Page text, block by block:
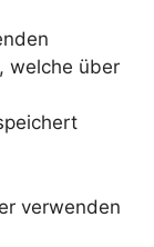
welche über
verwenden